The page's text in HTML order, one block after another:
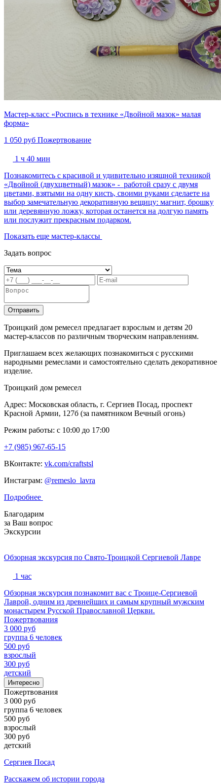
Мастер-класс «Роспись в технике «Двойной мазок» малая
форма»
1 050 руб Пожертвование
1 ч 40 мин
Познакомитесь с красивой и удивительно изящной техникой
«Двойной (двухцветный) мазок» - работой сразу с двумя
цветами, взятыми на одну кисть, своими руками сделаете на
выбор замечательную декоративную вещицу: магнит, брошку
или деревянную ложку, которая останется на долгую память
или послужит прекрасным подарком.
Показать еще мастер-классы
Задать вопрос
Отправить
Троицкий дом ремесел предлагает взрослым и детям 20
мастер-классов по различным творческим направлениям.
Приглашаем всех желающих познакомиться с русскими
народными ремеслами и самостоятельно сделать декоративное
изделие.
Троицкий дом ремесел
Адрес: Московская область, г. Сергиев Посад, проспект
Красной Армии, 127б (за памятником Вечный огонь)
Режим работы: с 10:00 до 17:00
+7 (985) 967-65-15
ВКонтакте: vk.com/craftstsl
Инстаграм: @remeslo_lavra
Подробнее
Благодарим
за Ваш вопрос
Экскурсии
Обзорная экскурсия по Свято-Троицкой Сергиевой Лавре
1 час
Обзорная экскурсия познакомит вас с Троице-Сергиевой
Лаврой, одним из древнейших и самым крупный мужским
монастырем Русской Православной Церкви.
Пожертвования
3 000 руб
группа 6 человек
500 руб
взрослый
300 руб
детский
Интересно
Пожертвования
3 000 руб
группа 6 человек
500 руб
взрослый
300 руб
детский
Сергиев Посад
Расскажем об истории города